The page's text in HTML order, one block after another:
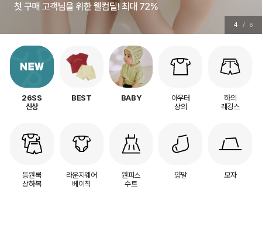
5 / 6
26SS
신상
BEST BABY
아우터
상의
하의
레깅스
등원룩
상하복
라운지웨어
베이직
원피스
수트
양말 모자